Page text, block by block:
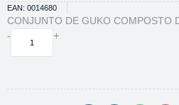
EAN: 0014680
CONJUNTO DE GUKO COMPOSTO
-
CONJUNTO
+